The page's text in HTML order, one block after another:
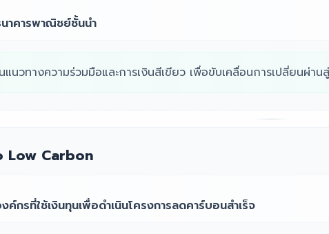
าคารพาณิชย์ชั้นนำ
แนวทางความร่วมมือและการเงินสีเขียว เพื่อขับเคลื่อนการเปลี่ยนผ่า
Low Carbon
ค์กรที่ใช้เงินทุนเพื่อดำเนินโครงการลดคาร์บอนสำเร็จ